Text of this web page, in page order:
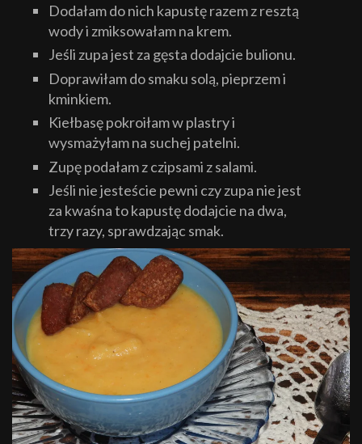
Dodałam do nich kapustę razem z resztą
wody i zmiksowałam na krem.
Jeśli zupa jest za gęsta dodajcie bulionu.
Doprawiłam do smaku solą, pieprzem i
kminkiem.
Kiełbasę pokroiłam w plastry i
wysmażyłam na suchej patelni.
Zupę podałam z czipsami z salami.
Jeśli nie jesteście pewni czy zupa nie jest
za kwaśna to kapustę dodajcie na dwa,
trzy razy, sprawdzając smak.